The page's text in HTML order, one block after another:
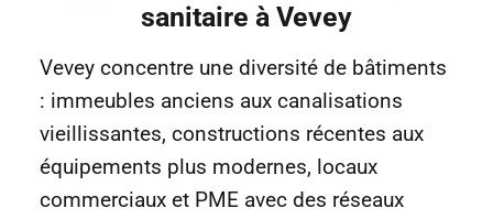
sanitaire à Vevey
Vevey concentre une diversité de bâtiments
: immeubles anciens aux canalisations
vieillissantes, constructions récentes aux
équipements plus modernes, locaux
commerciaux et PME avec des réseaux